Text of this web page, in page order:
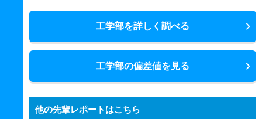
工学部を詳しく調べる
工学部の偏差値を見る
他の先輩レポートはこちら